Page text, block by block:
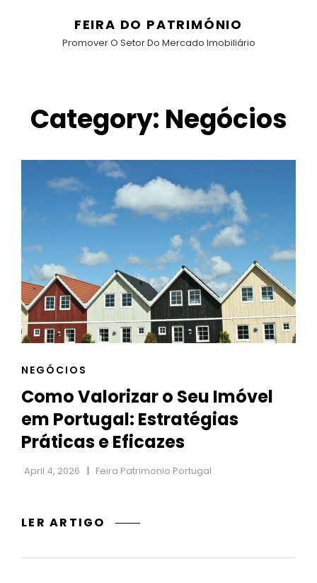
FEIRA DO PATRIMÓNIO
Promover O Setor Do Mercado Imobiliário
Category: Negócios
CAT
NEGÓCIOS
Como Valorizar o Seu Imóvel
em Portugal: Estratégias
Práticas e Eficazes
April 4, 2026 Feira Patrimonio Portugal
LER ARTIGO COMO
O